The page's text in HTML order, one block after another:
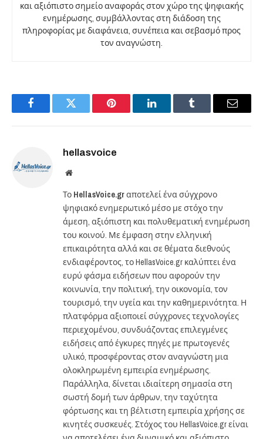
και αξιόπιστο σημείο αναφοράς στον χώρο της ψηφιακής
ενημέρωσης, συμβάλλοντας στη διάδοση της
πληροφορίας με διαφάνεια, συνέπεια και σεβασμό προς
τον αναγνώστη.
FacebookTwitter Pinterest LinkedInTumblr Email
hellasvoice
Website
Το HellasVoice.grαποτελεί ένα σύγχρονο
ψηφιακό ενημερωτικό μέσο με στόχο την
άμεση, αξιόπιστη και πολυθεματική ενημέρωση
του κοινού. Με έμφαση στην ελληνική
επικαιρότητα αλλά και σε θέματα διεθνούς
ενδιαφέροντος, το HellasVoice.gr καλύπτει ένα
ευρύ φάσμα ειδήσεων που αφορούν την
κοινωνία, την πολιτική, την οικονομία, τον
τουρισμό, την υγεία και την καθημερινότητα. Η
πλατφόρμα αξιοποιεί σύγχρονες τεχνολογίες
περιεχομένου, συνδυάζοντας επιλεγμένες
ειδήσεις από έγκυρες πηγές με πρωτογενές
υλικό, προσφέροντας στον αναγνώστη μια
ολοκληρωμένη εμπειρία ενημέρωσης.
Παράλληλα, δίνεται ιδιαίτερη σημασία στη
σωστή δομή των άρθρων, την ταχύτητα
φόρτωσης και τη βέλτιστη εμπειρία χρήσης σε
κινητές συσκευές. Στόχος του HellasVoice.gr είναι